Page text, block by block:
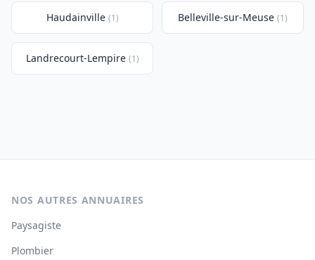
Haudainville (1) Belleville-sur-Meuse (1)
Landrecourt-Lempire (1)
NOS AUTRES ANNUAIRES
Paysagiste
Plombier